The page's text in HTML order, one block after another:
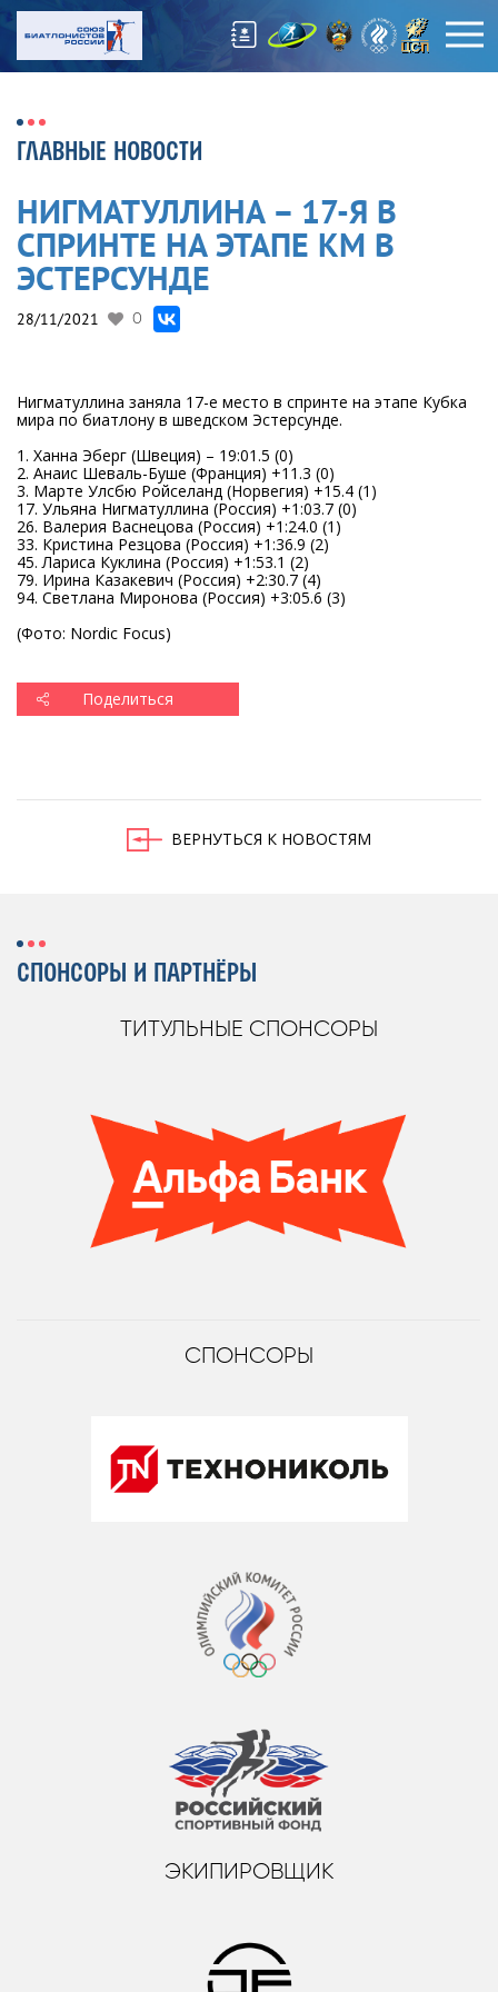
ГЛАВНЫЕ НОВОСТИ
НИГМАТУЛЛИНА – 17-Я В
СПРИНТЕ НА ЭТАПЕ КМ В
ЭСТЕРСУНДЕ
28/11/2021 0
Нигматуллина заняла 17-е место в спринте на этапе Кубка
мира по биатлону в шведском Эстерсунде.
1. Ханна Эберг (Швеция) – 19:01.5 (0)
2. Анаис Шеваль-Буше (Франция) +11.3 (0)
3. Марте Улсбю Ройселанд (Норвегия) +15.4 (1)
17. Ульяна Нигматуллина (Россия) +1:03.7 (0)
26. Валерия Васнецова (Россия) +1:24.0 (1)
33. Кристина Резцова (Россия) +1:36.9 (2)
45. Лариса Куклина (Россия) +1:53.1 (2)
79. Ирина Казакевич (Россия) +2:30.7 (4)
94. Светлана Миронова (Россия) +3:05.6 (3)
(Фото: Nordic Focus)
Поделиться
ВЕРНУТЬСЯ К НОВОСТЯМ
СПОНСОРЫ И ПАРТНЁРЫ
ТИТУЛЬНЫЕ СПОНСОРЫ
СПОНСОРЫ
ЭКИПИРОВЩИК